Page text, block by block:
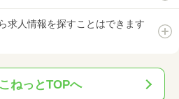
求人情報を探すことはできます
ねっとTOPへ